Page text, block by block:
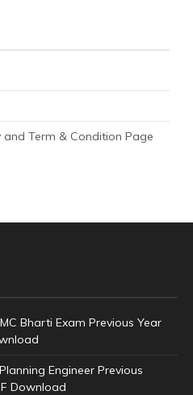
and Term & Condition Page
Bharti Exam Previous Year
Engineer Previous
Download